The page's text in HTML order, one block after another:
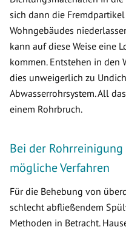
sich dann die
Wohngebäudes
kann auf diese Weise eine
kommen. Entstehen in den
dies unweigerlich zu
Abwasserrohrsystem. All
einem Rohrbruch.
Bei der
mögliche Verfahren
Für die Behebung von
schlecht abfließendem
Methoden in Betracht.